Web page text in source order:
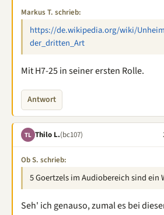
Markus T. schrieb:
https://de.wikipedia.org/wiki/
der_dritten_Art
Mit H7-25 in seiner ersten Rolle.
Antwort
TL Thilo L.(bc107)
Ob S. schrieb:
5 Goertzels im Audiobereich sind ein
Seh' ich genauso, zumal es bei